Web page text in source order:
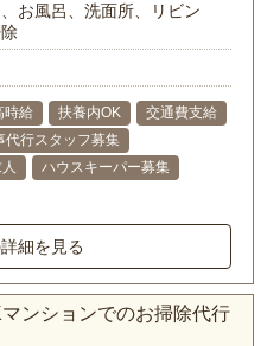
お風呂、洗面所、リビン
時給 扶養内OK
交通費支給
代行スタッフ募集
ハウスキーパー募集
細を見る
ンションでのお掃除代行